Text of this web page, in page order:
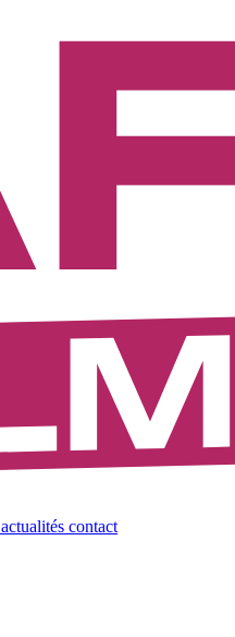
actualités contact